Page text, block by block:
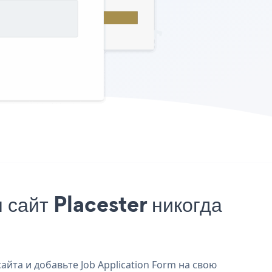
Placester никогда
и добавьте Job Application Form на свою